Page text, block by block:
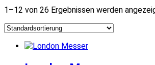
1–12 von 26 Ergebnissen werden